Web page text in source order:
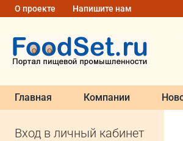
О проекте Напишите нам
Главная Компании
Вход в личный кабинет